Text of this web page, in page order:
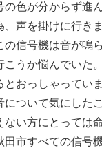
の⾊が分からず進
、声を掛けに⾏き
の信号機は⾳が鳴
こうか悩んでいた
おっしゃってい
について気にした
ない⽅にとっては
⽥市すべての信号